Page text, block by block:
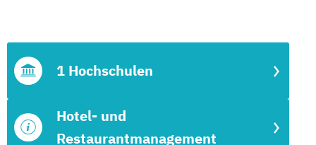
Hotel- und
Restaurantmanagement
1 Hochschulen